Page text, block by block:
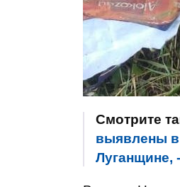
Смотрите
выявлены в